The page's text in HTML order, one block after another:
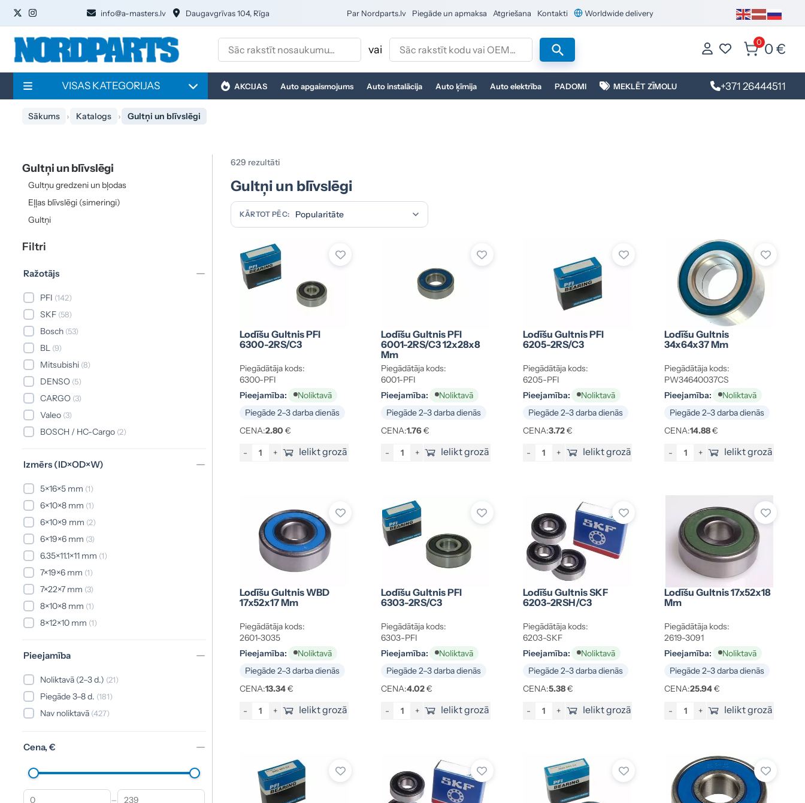
info@a-masters.lv Daugavgrīvas 104, Rīga Par Nordparts.lv Piegāde un apmaksa Atgriešana Kontakti Worldwide delivery
vai
0 0 €
VISAS KATEGORIJAS AKCIJAS Auto apgaismojums Auto instalācija Auto ķīmija Auto elektrība PADOMI MEKLĒT ZĪMOLU +371 26444511
Sākums Katalogs Gultņi un blīvslēgi
Gultņi un blīvslēgi
Gultņu gredzeni un bļodas
Eļļas blīvslēgi (simeringi)
Gultņi
Filtri
Ražotājs
PFI (142)
SKF (58)
Bosch (53)
BL (9)
Mitsubishi (8)
DENSO (5)
CARGO (3)
Valeo (3)
BOSCH / HC-Cargo (2)
Lucas(2)
Rādīt vairāk (4)
Izmērs (ID×OD×W)
5×16×5 mm (1)
6×10×8 mm (1)
6×10×9 mm (2)
6×19×6 mm (3)
6.35×11.1×11 mm (1)
7×19×6 mm (1)
7×22×7 mm (3)
8×10×8 mm (1)
8×12×10 mm (1)
8×22×11 mm
9×26×8 mm(2)
9.5×14.3×7.9 mm(1)
Pieejamība
Noliktavā (2–3 d.) (21)
Piegāde 3–8 d. (181)
Nav noliktavā (427)
Cena, €
–
629 rezultāti
Gultņi un blīvslēgi
KĀRTOT PĒC:
Lodīšu Gultnis PFI
6300-2RS/C3
Piegādātāja kods:
6300-PFI
Pieejamība:
Noliktavā
Piegāde 2–3 darba dienās
CENA:2.80 €
- + Ielikt grozā
Lodīšu Gultnis PFI
6001-2RS/C3 12x28x8
Mm
Piegādātāja kods:
6001-PFI
Pieejamība:
Noliktavā
Piegāde 2–3 darba dienās
CENA:1.76€
- + Ielikt grozā
Lodīšu Gultnis PFI
6205-2RS/C3
Piegādātāja kods:
6205-PFI
Pieejamība:
Noliktavā
Piegāde 2–3 darba dienās
CENA:3.72€
- + Ielikt grozā
Lodīšu Gultnis
34x64x37 Mm
Piegādātāja kods:
PW34640037CS
Pieejamība:
Noliktavā
Piegāde 2–3 darba dienās
CENA:14.88€
- + Ielikt grozā
Lodīšu Gultnis WBD
17x52x17 Mm
Piegādātāja kods:
2601-3035
Pieejamība:
Noliktavā
Piegāde 2–3 darba dienās
CENA:13.34€
- + Ielikt grozā
Lodīšu Gultnis PFI
6303-2RS/C3
Piegādātāja kods:
6303-PFI
Pieejamība:
Noliktavā
Piegāde 2–3 darba dienās
CENA:4.02€
- + Ielikt grozā
Lodīšu Gultnis SKF
6203-2RSH/C3
Piegādātāja kods:
6203-SKF
Pieejamība:
Noliktavā
Piegāde 2–3 darba dienās
CENA:5.38€
- + Ielikt grozā
Lodīšu Gultnis 17x52x18
Mm
Piegādātāja kods:
2619-3091
Pieejamība:
Noliktavā
Piegāde 2–3 darba dienās
CENA:25.94€
- + Ielikt grozā